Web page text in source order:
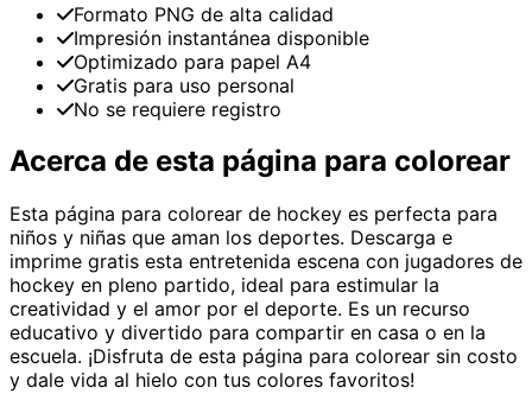
Formato PNG de alta calidad
Impresión instantánea disponible
Optimizado para papel A4
Gratis para uso personal
No se requiere registro
Acerca de esta página para colorear
Esta página para colorear de hockey es perfecta para
niños y niñas que aman los deportes. Descarga e
imprime gratis esta entretenida escena con jugadores de
hockey en pleno partido, ideal para estimular la
creatividad y el amor por el deporte. Es un recurso
educativo y divertido para compartir en casa o en la
escuela. ¡Disfruta de esta página para colorear sin costo
y dale vida al hielo con tus colores favoritos!